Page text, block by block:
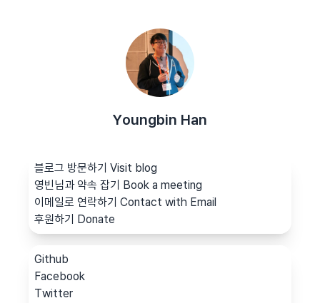
Youngbin Han
블로그 방문하기 Visit blog
영빈님과 약속 잡기 Book a meeting
이메일로 연락하기 Contact with Email
후원하기 Donate
Github
Facebook
Twitter